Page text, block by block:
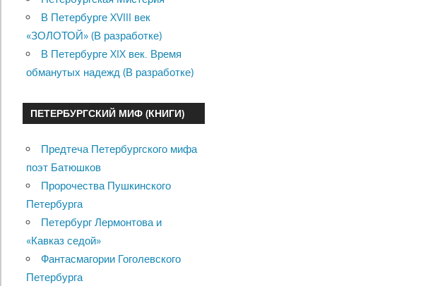
В Петербурге XVIII век
«ЗОЛОТОЙ» (В разработке)
В Петербурге XIX век. Время
обманутых надежд (В разработке)
ПЕТЕРБУРГСКИЙ МИФ (КНИГИ)
Предтеча Петербургского мифа
поэт Батюшков
Пророчества Пушкинского
Петербурга
Петербург Лермонтова и
«Кавказ седой»
Фантасмагории Гоголевского
Петербурга